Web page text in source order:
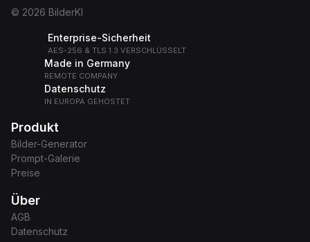
© 2026 BilderKI
Enterprise-Sicherheit
AES-256 & TLS 1.3 VERSCHLÜSSELT
Made in Germany
REMOTE COMPANY
Datenschutz
IN EUROPA GEHOSTET
Produkt
Bilder-Generator
Prompt-Galerie
Preise
Über
AGB
Datenschutz